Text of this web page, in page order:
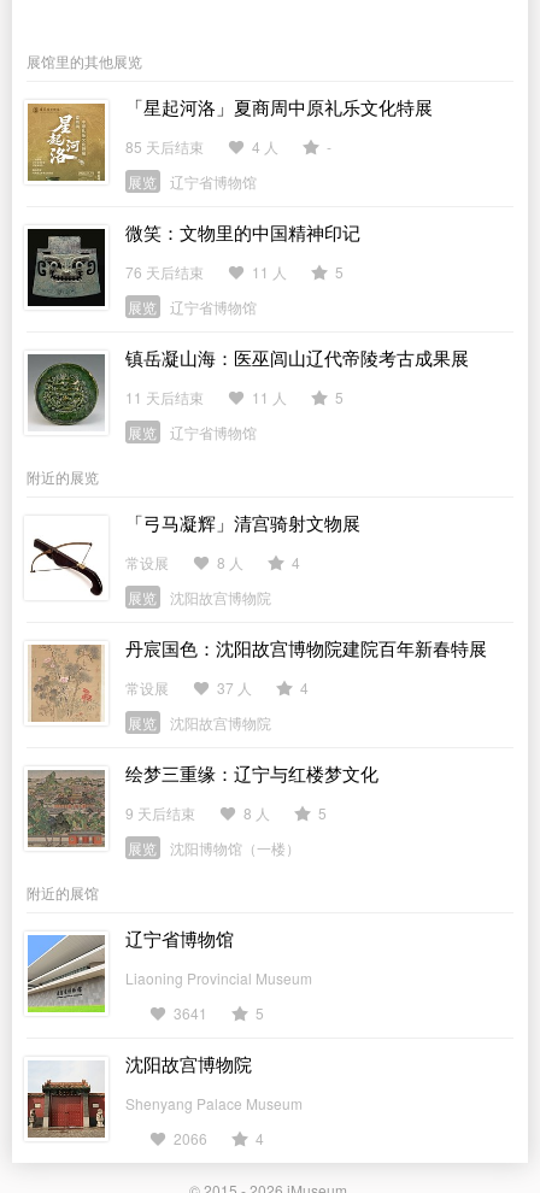
展馆里的其他展览
「星起河洛」夏商周中原礼乐文化特展
85 天后结束 4 人
-
展览
辽宁省博物馆
微笑：文物里的中国精神印记
76 天后结束 11 人
5
展览
辽宁省博物馆
镇岳凝山海：医巫闾山辽代帝陵考古成果展
11 天后结束 11 人
5
展览
辽宁省博物馆
附近的展览
「弓马凝辉」清宫骑射文物展
常设展 8 人
4
展览
沈阳故宫博物院
丹宸国色：沈阳故宫博物院建院百年新春特展
常设展 37 人
4
展览
沈阳故宫博物院
绘梦三重缘：辽宁与红楼梦文化
9 天后结束 8 人
5
展览
沈阳博物馆（一楼）
附近的展馆
辽宁省博物馆
Liaoning Provincial Museum
3641
5
沈阳故宫博物院
Shenyang Palace Museum
2066
4